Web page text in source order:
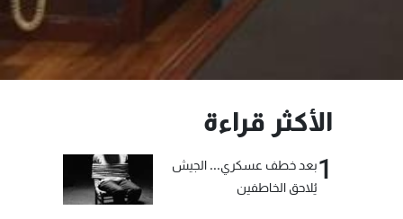
الأكثر قراءة
1بعد خطف عسكري... الجيش
يُلاحق الخاطفين